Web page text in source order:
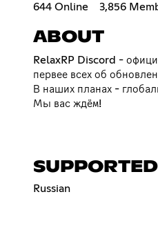
644 Online 3,856
ABOUT
RelaxRP Discord -
первее всех об
В наших планах -
Мы вас ждём!
Russian